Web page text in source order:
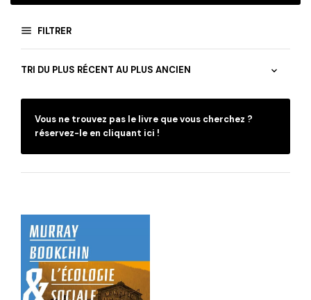
FILTRER
Vous ne trouvez pas le livre que vous cherchez ?
réservez-le en cliquant ici !